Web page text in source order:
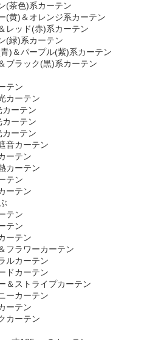
(茶色)系カーテン
(黄)＆オレンジ系カーテン
レッド(赤)系カーテン
(緑)系カーテン
)＆パープル(紫)系カーテン
ブラック(黒)系カーテン
テン
カーテン
カーテン
ーテン
ーテン
音カーテン
ーテン
カーテン
テン
ーテン
テン
テン
ーテン
フラワーカーテン
ルカーテン
ドカーテン
＆ストライプカーテン
ーカーテン
ーテン
カーテン